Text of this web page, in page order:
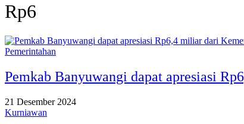
Rp6
Pemerintahan
Pemkab Banyuwangi dapat apresiasi
21 Desember 2024
Kurniawan